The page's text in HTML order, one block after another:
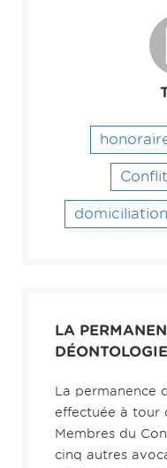
domiciliation
LA
La permanence
effectuée à tour
Membres du
cinq autres